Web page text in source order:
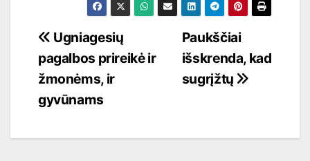
Navigacija
tarp
įrašų
Paukščiai
išskrenda, kad
sugrįžtų
Ugniagesių
pagalbos prireikė ir
žmonėms, ir
gyvūnams